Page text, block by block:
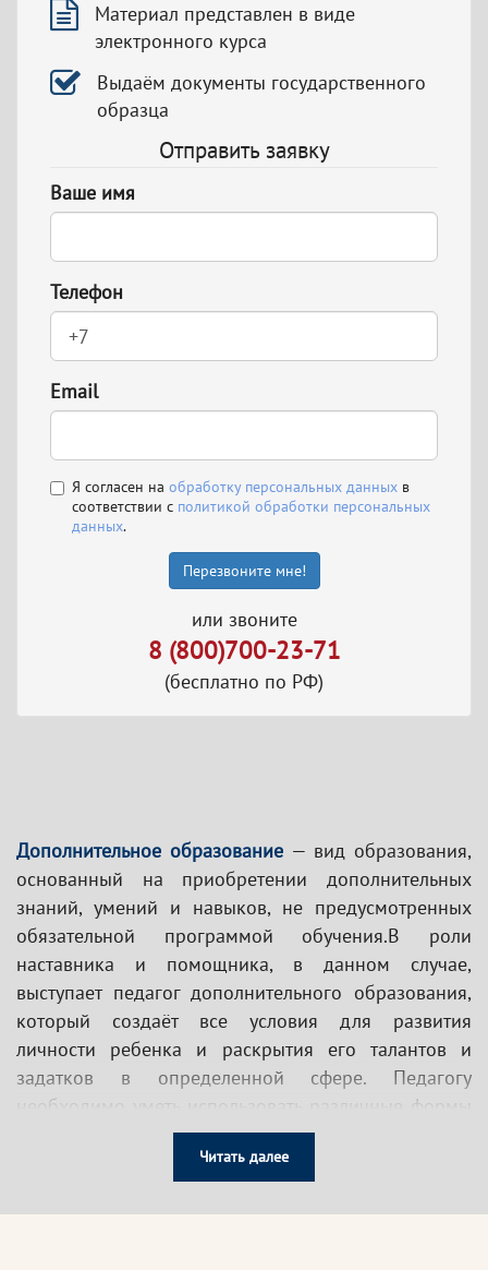
Материал представлен в виде
электронного курса
Выдаём документы государственного
образца
Отправить заявку
Ваше имя
Телефон
Email
Я согласен на обработку персональных данных в
соответствии с политикой обработки персональных
данных.
Перезвоните мне!
или звоните
8 (800)700-23-71
(бесплатно по РФ)
Дополнительное образование— вид образования,
основанный на приобретении дополнительных
знаний, умений и навыков, не предусмотренных
обязательной программой обучения.В роли
наставника и помощника, в данном случае,
выступает педагог дополнительного образования,
который создаёт все условия для развития
личности ребенка и раскрытия его талантов и
задатков в определенной сфере. Педагогу
необходимо уметь использовать различные формы
организации педагогического процесса, а также
владеть навыками организации предметно-
Читать далее